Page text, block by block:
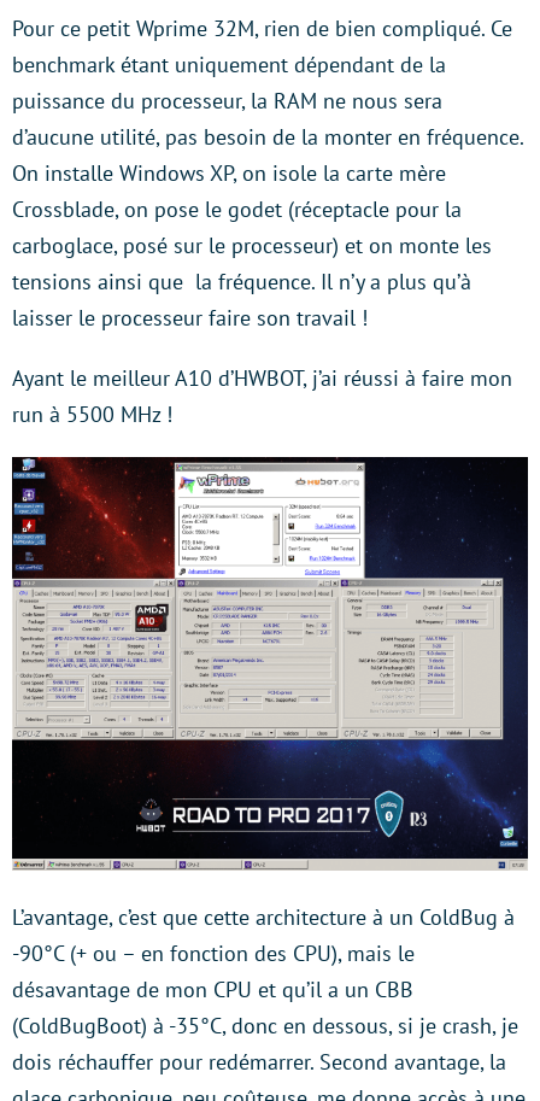
Pour ce petit Wprime 32M, rien de bien compliqué. Ce
benchmark étant uniquement dépendant de la
puissance du processeur, la RAM ne nous sera
d’aucune utilité, pas besoin de la monter en fréquence.
On installe Windows XP, on isole la carte mère
Crossblade, on pose le godet (réceptacle pour la
carboglace, posé sur le processeur) et on monte les
tensions ainsi que la fréquence. Il n’y a plus qu’à
laisser le processeur faire son travail !
Ayant le meilleur A10 d’HWBOT, j’ai réussi à faire mon
run à 5500 MHz !
L’avantage, c’est que cette architecture à un ColdBug à
-90°C (+ ou – en fonction des CPU), mais le
désavantage de mon CPU et qu’il a un CBB
(ColdBugBoot) à -35°C, donc en dessous, si je crash, je
dois réchauffer pour redémarrer. Second avantage, la